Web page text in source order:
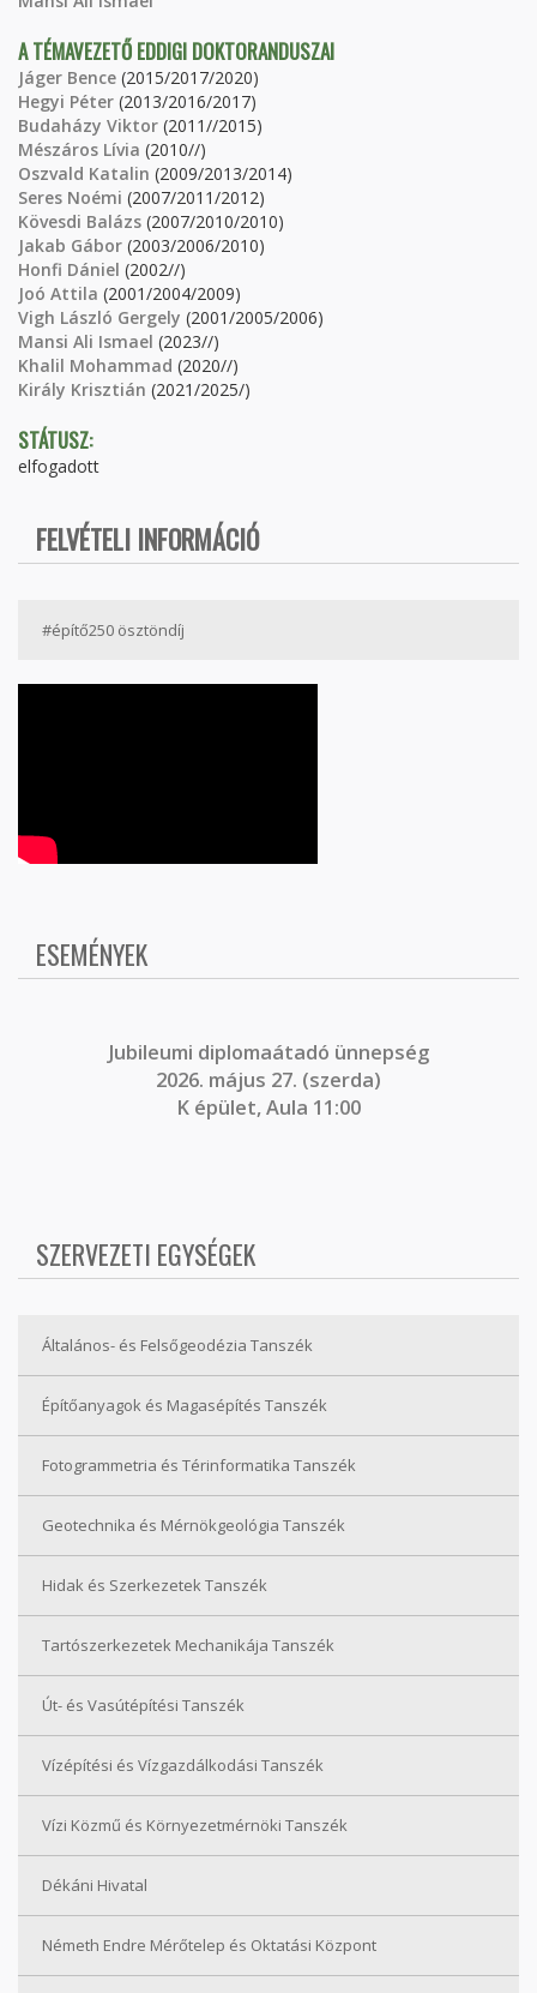
A TÉMAVEZETŐ EDDIGI DOKTORANDUSZAI
Jáger Bence (2015/2017/2020)
Hegyi Péter (2013/2016/2017)
Budaházy Viktor (2011//2015)
Mészáros Lívia (2010//)
Oszvald Katalin (2009/2013/2014)
Seres Noémi (2007/2011/2012)
Kövesdi Balázs (2007/2010/2010)
Jakab Gábor (2003/2006/2010)
Honfi Dániel (2002//)
Joó Attila (2001/2004/2009)
Vigh László Gergely (2001/2005/2006)
Mansi Ali Ismael (2023//)
Khalil Mohammad (2020//)
Király Krisztián (2021/2025/)
STÁTUSZ:
elfogadott
FELVÉTELI INFORMÁCIÓ
#építő250 ösztöndíj
ESEMÉNYEK
Jubileumi diplomaátadó ünnepség
2026. május 27. (szerda)
K épület, Aula 11:00
SZERVEZETI EGYSÉGEK
Általános- és Felsőgeodézia Tanszék
Építőanyagok és Magasépítés Tanszék
Fotogrammetria és Térinformatika Tanszék
Geotechnika és Mérnökgeológia Tanszék
Hidak és Szerkezetek Tanszék
Tartószerkezetek Mechanikája Tanszék
Út- és Vasútépítési Tanszék
Vízépítési és Vízgazdálkodási Tanszék
Vízi Közmű és Környezetmérnöki Tanszék
Dékáni Hivatal
Németh Endre Mérőtelep és Oktatási Központ